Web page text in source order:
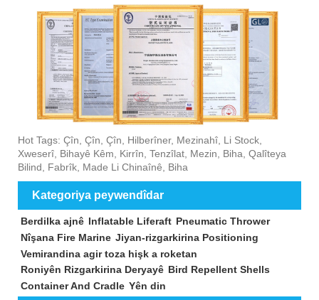
Hot Tags: Çîn, Çîn, Çîn, Hilberîner, Mezinahî, Li Stock,
Xweserî, Bihayê Kêm, Kirrîn, Tenzîlat, Mezin, Biha, Qalîteya
Bilind, Fabrîk, Made Li Chinaînê, Biha
Kategoriya peywendîdar
Berdilka ajnê Inflatable Liferaft Pneumatic Thrower
Nîşana Fire Marine Jiyan-rizgarkirina Positioning
Vemirandina agir toza hişk a roketan
Roniyên Rizgarkirina Deryayê Bird Repellent Shells
Container And Cradle Yên din